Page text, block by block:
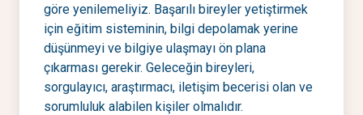
göre yenilemeliyiz. Başarılı bireyler yetiştirmek
için eğitim sisteminin, bilgi depolamak yerine
düşünmeyi ve bilgiye ulaşmayı ön plana
çıkarması gerekir. Geleceğin bireyleri,
sorgulayıcı, araştırmacı, iletişim becerisi olan ve
sorumluluk alabilen kişiler olmalıdır.